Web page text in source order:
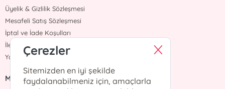
Üyelik & Gizlilik Sözleşmesi
Mesafeli Satış Sözleşmesi
İptal ve İade Koşulları
İletişim
Yardım
MÜŞTERİ HİZMETLERİ
Çerezler
Sitemizden en iyi şekilde
faydalanabilmeniz için, amaçlarla